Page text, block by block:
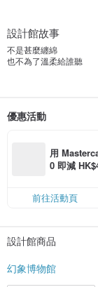
設計館故事
不是甚麼纏綿
也不為了溫柔給誰聽
#journaling #floral #girl
優惠活動
用
0 即減
限，額滿
卡」結帳）
前往活動頁
設計館商品
幻象博物館